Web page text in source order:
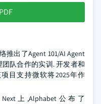
推出了Agent 101/AI Agent
队合作的实训. 开发者和
目支持微软将2025年作
上,Alphabet公布了